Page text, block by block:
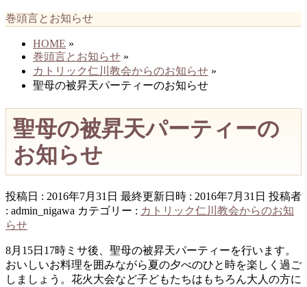
巻頭言とお知らせ
HOME »
巻頭言とお知らせ »
カトリック仁川教会からのお知らせ »
聖母の被昇天パーティーのお知らせ
聖母の被昇天パーティーの
お知らせ
投稿日 : 2016年7月31日 最終更新日時 : 2016年7月31日 投稿者
: admin_nigawa カテゴリー : カトリック仁川教会からのお知
らせ
8月15日17時ミサ後、聖母の被昇天パーティーを行います。
おいしいお料理を囲みながら夏の夕べのひと時を楽しく過ご
しましょう。花火大会など子どもたちはもちろん大人の方に